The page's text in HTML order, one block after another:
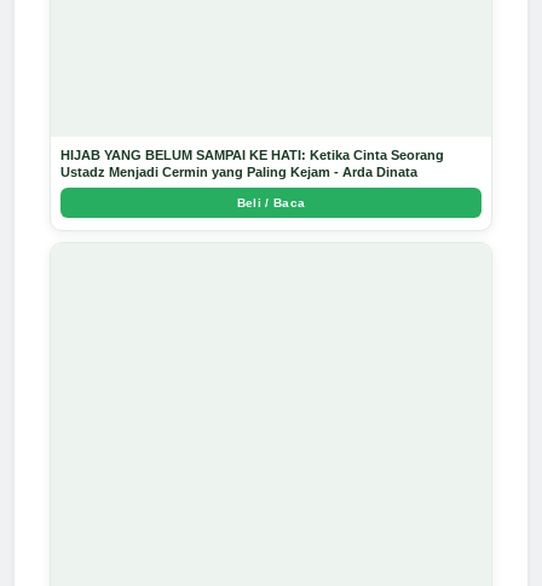
HIJAB YANG BELUM SAMPAI KE HATI: Ketika Cinta Seorang
Ustadz Menjadi Cermin yang Paling Kejam - Arda Dinata
Beli / Baca